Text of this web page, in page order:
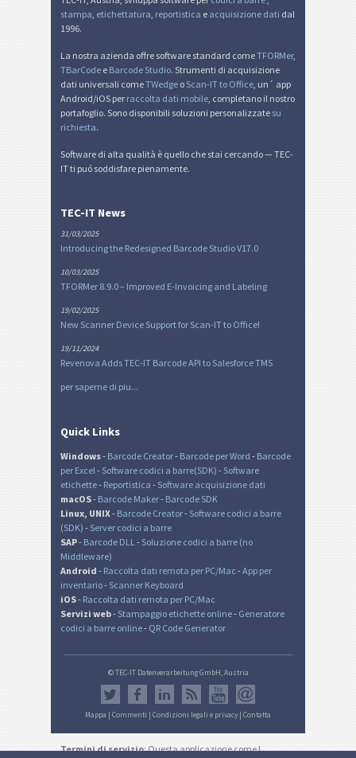
stampa etichettatura reportistica e acquisizione dati dal
1996.
La nostra azienda offre software standard comeTFORMer,
TBarCode e Barcode Studio. Strumenti di acquisizione
dati universali comeTWedge o Scan-IT to Office , un´ app
Android/iOS per raccolta dati mobile , completano il nostro
portafoglio. Sono disponibili soluzioni personalizzate su
richiesta.
Software di alta qualità è quello che stai cercando — TEC-
IT ti puó soddisfare pienamente.
TEC-IT News
31/03/2025
Introducing the Redesigned Barcode Studio V17.0
10/03/2025
TFORMer 8.9.0 – Improved E-Invoicing and Labeling
19/02/2025
New Scanner Device Support for Scan-IT to Office!
19/11/2024
Revenova Adds TEC-IT Barcode API to Salesforce TMS
per saperne di piu...
Quick Links
Windows- Barcode Creator- Barcode per Word - Barcode
per Excel - Software codici a barre(SDK) - Software
etichette- Reportistica - Software acquisizione dati
macOS- Barcode Maker- Barcode SDK
Linux, UNIX- Barcode Creator- Software codici a barre
(SDK) - Server codici a barre
SAP- Barcode DLL - Soluzione codici a barre (no
Middleware)
Android - Raccolta dati remota per PC/Mac -App per
inventario- Scanner Keyboard
iOS- Raccolta dati remota per PC/Mac
Servizi web- Stampaggio etichette online- Generatore
codici a barre online- QR Code Generator
© TEC-IT Datenverarbeitung GmbH, Austria
Mappa | Commenti | Condizioni legali e privacy | Contatta
Termini di servizio: Questa applicazione come I